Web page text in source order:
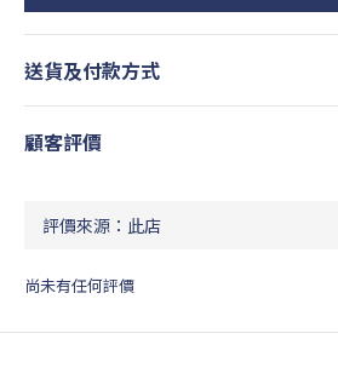
送貨及付款方式
顧客評價
尚未有任何評價